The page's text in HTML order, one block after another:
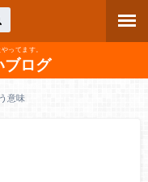
ってます。
ブログ
意味